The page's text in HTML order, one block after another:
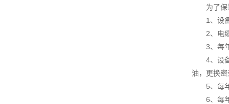
为了保证
1、设备
2、电缆
3、每年
4、设备
油，更换
5、每年
6、每年